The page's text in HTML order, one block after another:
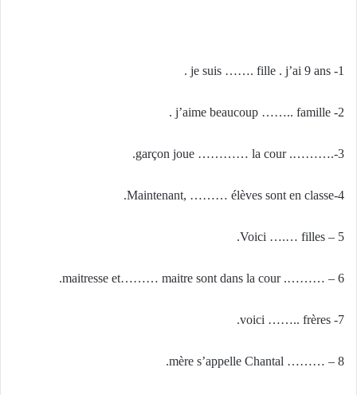
1- je suis ……. fille . j’ai 9 ans .
2- j’aime beaucoup …….. famille .
3-.………. garçon joue ………… la cour.
4-Maintenant, ……… élèves sont en classe.
5 – Voici ….… filles.
6 – ………. maitresse et……… maitre sont dans la cour.
7- voici …….. frères.
8 – ……… mère s’appelle Chantal.